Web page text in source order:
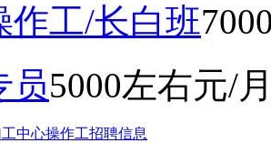
作工/长白班
员5000左右元/
中心操作工招聘信息